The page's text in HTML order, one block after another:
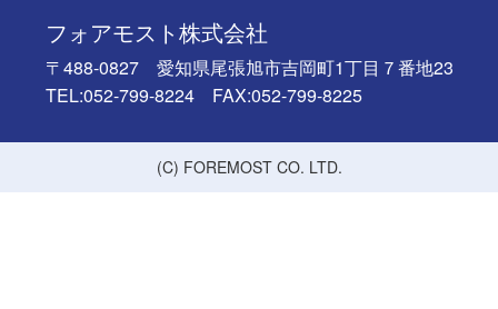
フォアモスト株式会社
〒488-0827 愛知県尾張旭市吉岡町1丁目７番地23
TEL:052-799-8224 FAX:052-799-8225
(C) FOREMOST CO. LTD.